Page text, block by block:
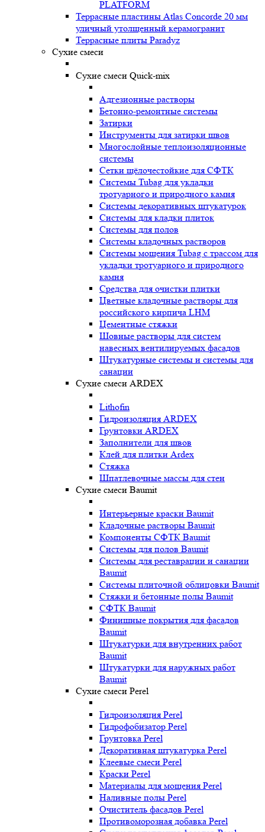
PLATFORM
Террасные пластины Atlas Concorde 20 мм
уличный утолщенный керамогранит
Террасные плиты Paradyz
Сухие смеси
Сухие смеси Quick-mix
Адгезионные растворы
Бетонно-ремонтные системы
Затирки
Инструменты для затирки швов
Многослойные теплоизоляционные
системы
Сетки щёлочестойкие для СФТК
Системы Tubag для укладки
тротуарного и природного камня
Системы декоративных штукатурок
Системы для кладки плиток
Системы для полов
Системы кладочных растворов
Системы мощения Tubag с трассом для
укладки тротуарного и природного
камня
Средства для очистки плитки
Цветные кладочные растворы для
российского кирпича LHM
Цементные стяжки
Шовные растворы для систем
навесных вентилируемых фасадов
Штукатурные системы и системы для
санации
Сухие смеси ARDEX
Lithofin
Гидроизоляция ARDEX
Грунтовки ARDEX
Заполнители для швов
Клей для плитки Ardex
Стяжка
Шпатлевочные массы для стен
Сухие смеси Baumit
Интерьерные краски Baumit
Кладочные растворы Baumit
Компоненты СФТК Baumit
Системы для полов Baumit
Системы для реставрации и санации
Baumit
Системы плиточной облицовки Baumit
Стяжки и бетонные полы Baumit
СФТК Baumit
Финишные покрытия для фасадов
Baumit
Штукатурки для внутренних работ
Baumit
Штукатурки для наружных работ
Baumit
Сухие смеси Perel
Гидроизоляция Perel
Гидрофобизатор Perel
Грунтовка Perel
Декоративная штукатурка Perel
Клеевые смеси Perel
Краски Perel
Материалы для мощения Perel
Наливные полы Perel
Очиститель фасадов Perel
Противоморозная добавка Perel